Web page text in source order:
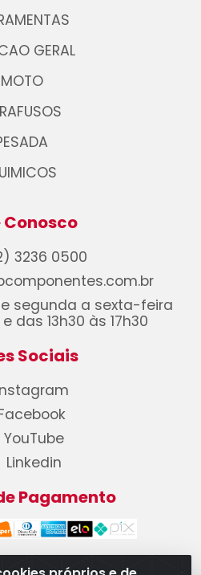
GERAL
MOTO
Conosco
3236 0500
segunda a sexta-feira
das 13h30 às 17h30
Sociais
YouTube
Linkedin
Pagamento